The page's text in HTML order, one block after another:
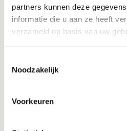
partners kunnen deze
informatie die u aan ze heeft
verzameld op basis van uw
Noodzakelijk
Voorkeuren
verwarming (waarvan één
setpoints kunnen ook op
worden.
Wekelijkse programmering
doordeweeks met
Klimaatcurven
met